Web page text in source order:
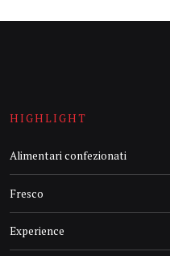
HIGHLIGHT
Alimentari confezionati
Fresco
Experience